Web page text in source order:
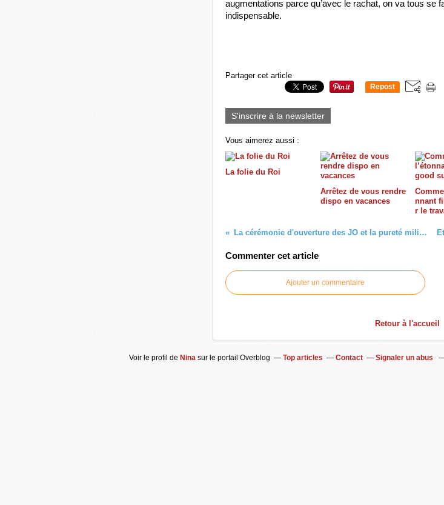
augmentations parce qu’avec le rachat, on va tous se
indispensable.
Partager cet article
Repost
S'inscrire à la newsletter
Vous aimerez aussi :
La folie du Roi
Arrêtez de vous rendre
dispo en vacances
nnant
r le
La cérémonie d'ouverture des JO et la pureté militante
Commenter cet article
Ajouter un commentaire
Retour à l'accueil
Voir le profil de Ninasur le portail Overblog Top articles Contact Signaler un abus